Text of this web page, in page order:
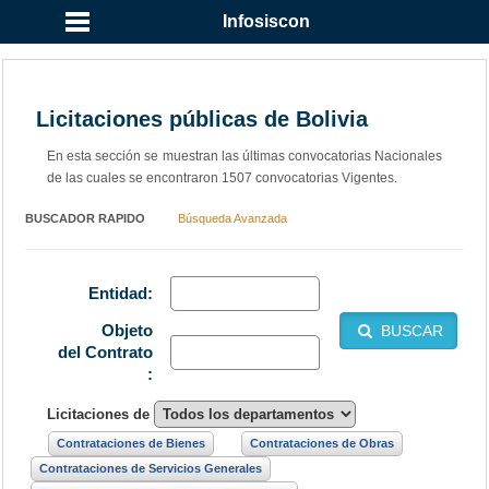
Infosiscon
Licitaciones públicas de Bolivia
En esta sección se muestran las últimas convocatorias Nacionales
de las cuales se encontraron 1507 convocatorias Vigentes.
BUSCADOR RAPIDO Búsqueda Avanzada
Entidad:
BUSCAR
Objeto
del Contrato
:
Licitaciones de
Contrataciones de Bienes
Contrataciones de Obras
Contrataciones de Servicios Generales